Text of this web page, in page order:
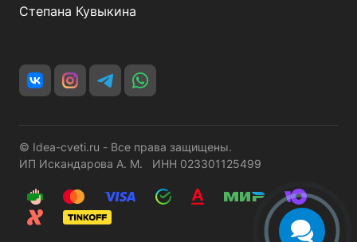
Степана Кувыкина
© Idea-cveti.ru - Все права защищены.
ИП Искандарова А. М. ИНН 023301125499